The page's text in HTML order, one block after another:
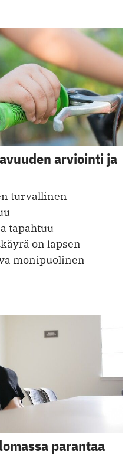
arviointi ja
turvallinen
tapahtuu
on lapsen
monipuolinen
parantaa